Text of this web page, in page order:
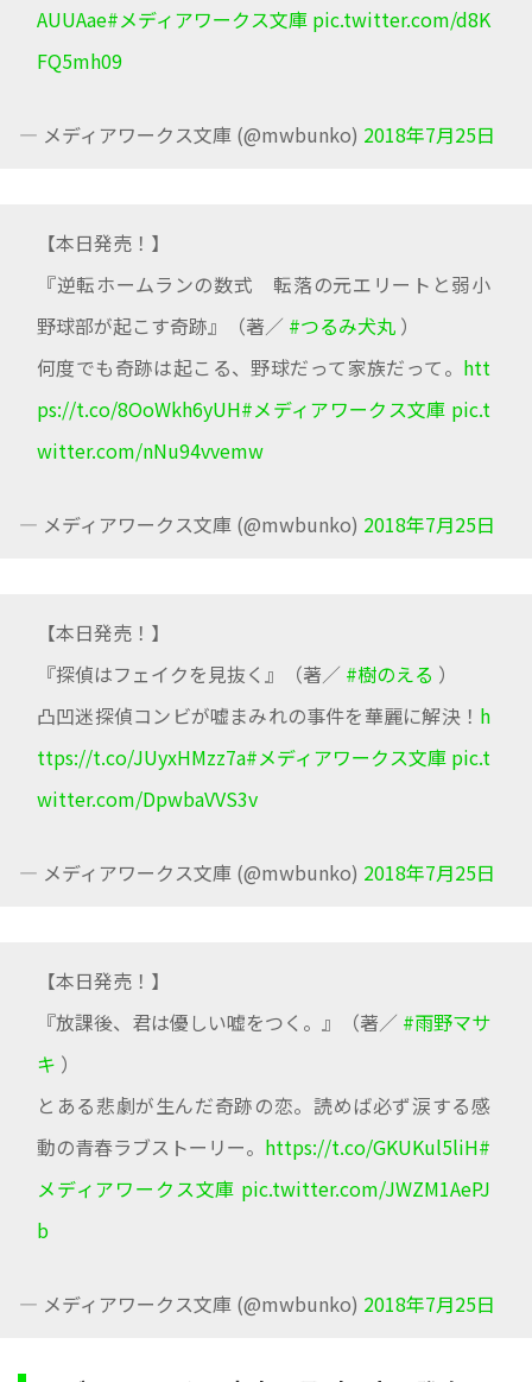
AUUAae#メディアワークス文庫 pic.twitter.com/d8K
FQ5mh09
— メディアワークス文庫 (@mwbunko) 2018年7月25日
【本日発売！】
『逆転ホームランの数式 転落の元エリートと弱小
野球部が起こす奇跡』（著／ #つるみ犬丸 ）
何度でも奇跡は起こる、野球だって家族だって。 htt
ps://t.co/8OoWkh6yUH#メディアワークス文庫 pic.t
witter.com/nNu94vvemw
— メディアワークス文庫 (@mwbunko) 2018年7月25日
【本日発売！】
『探偵はフェイクを見抜く』（著／ #樹のえる ）
凸凹迷探偵コンビが嘘まみれの事件を華麗に解決！ h
ttps://t.co/JUyxHMzz7a#メディアワークス文庫 pic.t
witter.com/DpwbaVVS3v
— メディアワークス文庫 (@mwbunko) 2018年7月25日
【本日発売！】
『放課後、君は優しい嘘をつく。』（著／ #雨野マサ
キ ）
とある悲劇が生んだ奇跡の恋。読めば必ず涙する感
動の青春ラブストーリー。 https://t.co/GKUKul5liH#
メディアワークス文庫 pic.twitter.com/JWZM1AePJ
b
— メディアワークス文庫 (@mwbunko) 2018年7月25日